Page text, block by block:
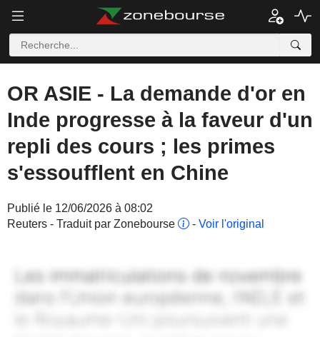
OR ASIE - La demande d'or en
Inde progresse à la faveur d'un
repli des cours ; les primes
s'essoufflent en Chine
Publié le 12/06/2026 à 08:02
Reuters - Traduit par Zonebourse
- Voir l'original